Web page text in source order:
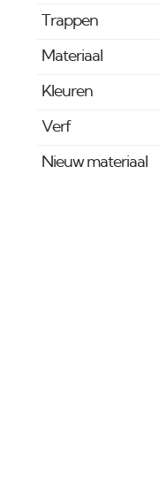
Trappen
Materiaal
Kleuren
Verf
Nieuw materiaal